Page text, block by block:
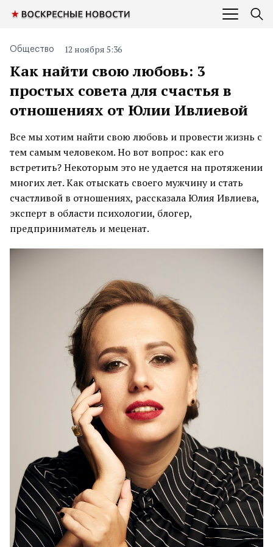
Как найти свою любовь: 3
простых совета для счастья в
отношениях от Юлии Ивлиевой
Общество 12 ноября 5:36
Все мы хотим найти свою любовь и провести жизнь с
тем самым человеком. Но вот вопрос: как его
встретить? Некоторым это не удается на протяжении
многих лет. Как отыскать своего мужчину и стать
счастливой в отношениях, рассказала Юлия Ивлиева,
эксперт в области психологии, блогер,
предприниматель и меценат.